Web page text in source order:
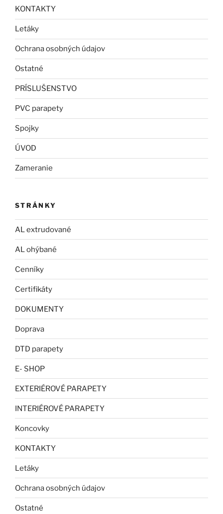
KONTAKTY
Letáky
Ochrana osobných údajov
Ostatné
PRÍSLUŠENSTVO
PVC parapety
Spojky
ÚVOD
Zameranie
STRÁNKY
AL extrudované
AL ohýbané
Cenníky
Certifikáty
DOKUMENTY
Doprava
DTD parapety
E- SHOP
EXTERIÉROVÉ PARAPETY
INTERIÉROVÉ PARAPETY
Koncovky
KONTAKTY
Letáky
Ochrana osobných údajov
Ostatné